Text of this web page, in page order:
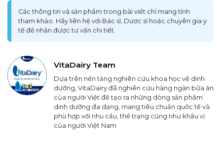
Các thông tin và sản phẩm trong bài viết chỉ mang tính
tham khảo. Hãy liên hệ với Bác sĩ, Dược sĩ hoặc chuyên gia y
tế để nhận được tư vấn chi tiết.
VitaDairy Team
Dựa trên nền tảng nghiên cứu khoa học về dinh
dưỡng, VitaDairy đã nghiên cứu hàng ngàn bữa ăn
của người Việt để tạo ra những dòng sản phẩm
dinh dưỡng đa dạng, mang tiêu chuẩn quốc tế và
phù hợp với nhu cầu, thể trạng cũng như khẩu vị
của người Việt Nam